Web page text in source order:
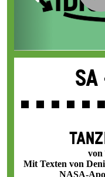
Sa
von
Mit Texten von
NASA-